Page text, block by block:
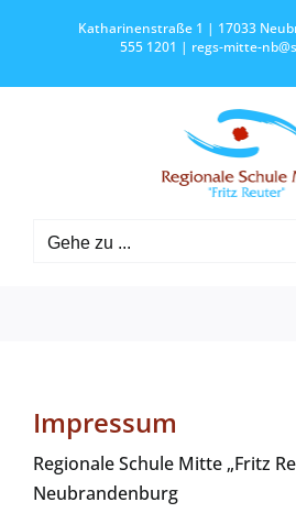
Katharinenstraße 1 | 17033
555 1201 | regs-mitte-
Gehe zu ...
Impressum
Regionale Schule Mitte „Fritz
Neubrandenburg